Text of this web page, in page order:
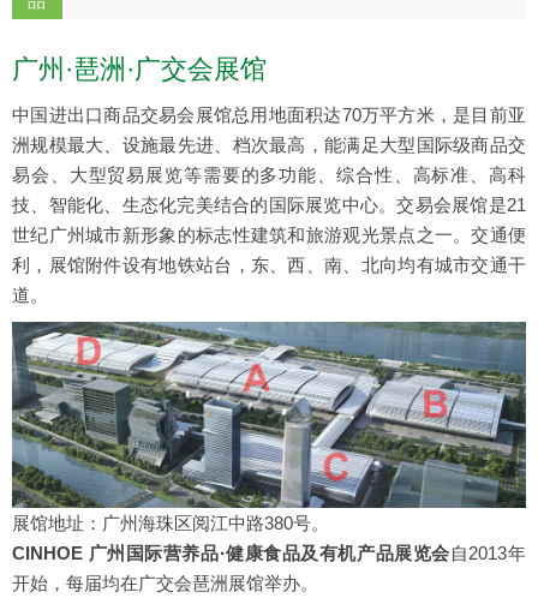
广州·琶洲·广交会展馆
中国进出口商品交易会展馆总用地面积达70万平方米，是目前亚
洲规模最大、设施最先进、档次最高，能满足大型国际级商品交
易会、大型贸易展览等需要的多功能、综合性、高标准、高科
技、智能化、生态化完美结合的国际展览中心。交易会展馆是21
世纪广州城市新形象的标志性建筑和旅游观光景点之一。交通便
利，展馆附件设有地铁站台，东、西、南、北向均有城市交通干
道。
展馆地址：广州海珠区阅江中路380号。
CINHOE 广州国际营养品·健康食品及有机产品展览会自2013年
开始，每届均在广交会琶洲展馆举办。